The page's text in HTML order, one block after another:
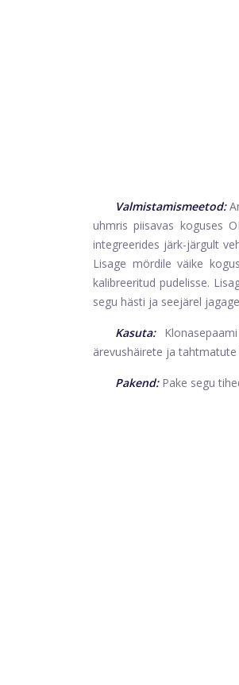
Valmistamismeetod:
uhmris piisavas koguses
integreerides järk-järgult
Lisage mördile väike
kalibreeritud pudelisse.
segu hästi ja seejärel
Kasuta:
ärevushäirete ja tahtmatute
Pakend: Pake segu